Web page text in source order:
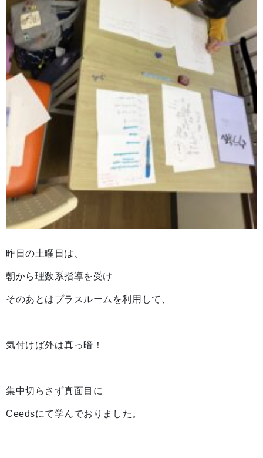
昨日の土曜日は、
朝から理数系指導を受け
そのあとはプラスルームを利用して、
気付けば外は真っ暗！
集中切らさず真面目に
Ceedsにて学んでおりました。